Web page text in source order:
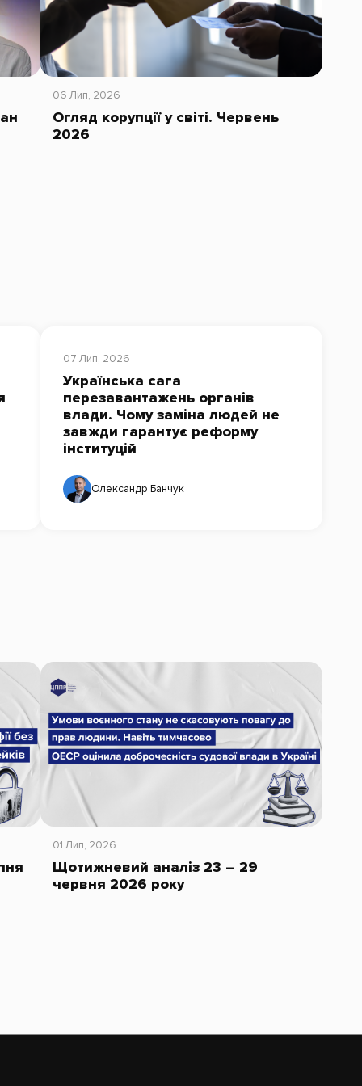
06 Лип, 2026
Огляд корупції у світі. Червень
2026
07 Лип, 2026
Українська сага
перезавантажень органів
влади. Чому заміна людей не
завжди гарантує реформу
інституцій
Олександр Банчук
01 Лип, 2026
Щотижневий аналіз 23 – 29
червня 2026 року